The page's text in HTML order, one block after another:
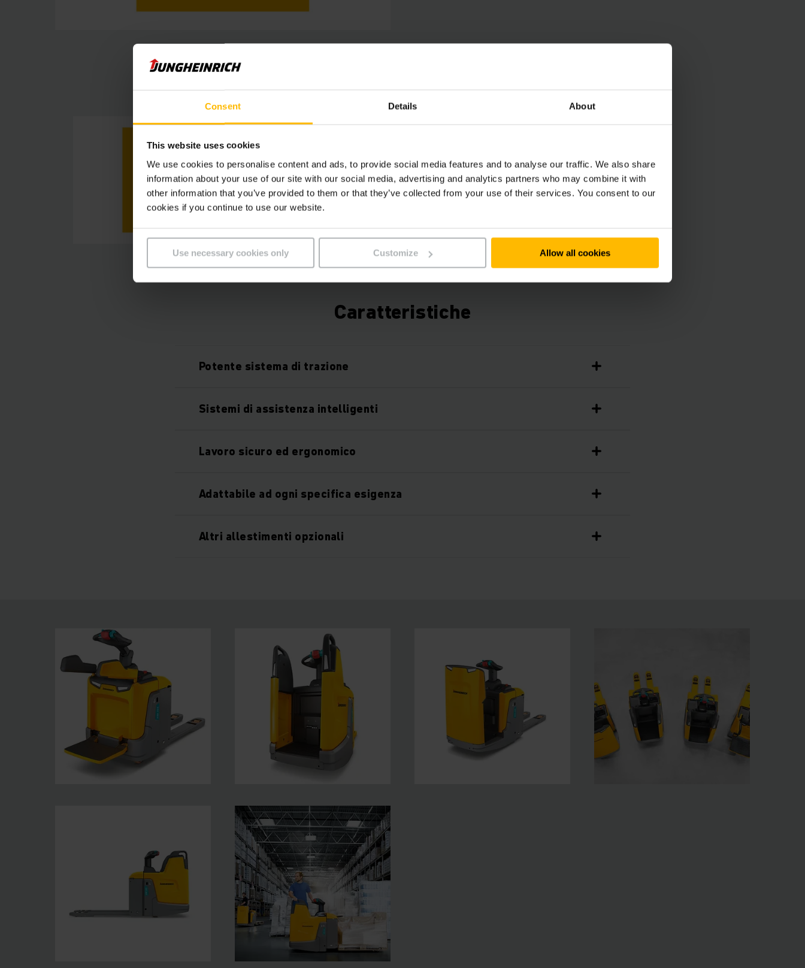
Consent Details About
This website uses cookies
We use cookies to personalise content and ads, to provide social media features and to analyse our traffic. We also share
information about your use of our site with our social media, advertising and analytics partners who may combine it with
other information that you’ve provided to them or that they’ve collected from your use of their services. You consent to our
cookies if you continue to use our website.
Use necessary cookies only Customize Allow all cookies
Vantaggi
Camion connessi
Utilizza i dati dei tuoi veicoli per risparmiare tempo, energia e costi e
aumentare l’efficienza. Con il nostro box telematico (franco fabbrica)
vi offriamo un pacchetto iniziale gratuito di gestione della flotta che
può essere ampliato in modo flessibile con diversi componenti
hardware e software.
Caratteristiche
Potente sistema di trazione
Sistemi di assistenza intelligenti
Lavoro sicuro ed ergonomico
Adattabile ad ogni specifica esigenza
Altri allestimenti opzionali